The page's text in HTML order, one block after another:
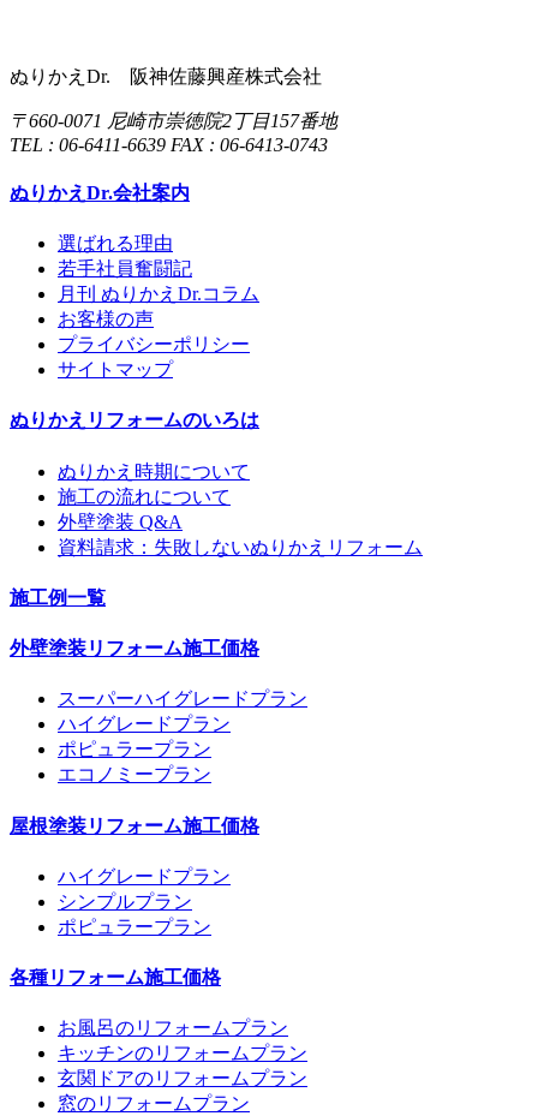
ぬりかえDr. 阪神佐藤興産株式会社
〒660-0071 尼崎市崇徳院2丁目157番地
TEL : 06-6411-6639 FAX : 06-6413-0743
ぬりかえDr.会社案内
選ばれる理由
若手社員奮闘記
月刊 ぬりかえDr.コラム
お客様の声
プライバシーポリシー
サイトマップ
ぬりかえリフォームのいろは
ぬりかえ時期について
施工の流れについて
外壁塗装 Q&A
資料請求：失敗しないぬりかえリフォーム
施工例一覧
外壁塗装リフォーム施工価格
スーパーハイグレードプラン
ハイグレードプラン
ポピュラープラン
エコノミープラン
屋根塗装リフォーム施工価格
ハイグレードプラン
シンプルプラン
ポピュラープラン
各種リフォーム施工価格
お風呂のリフォームプラン
キッチンのリフォームプラン
玄関ドアのリフォームプラン
窓のリフォームプラン